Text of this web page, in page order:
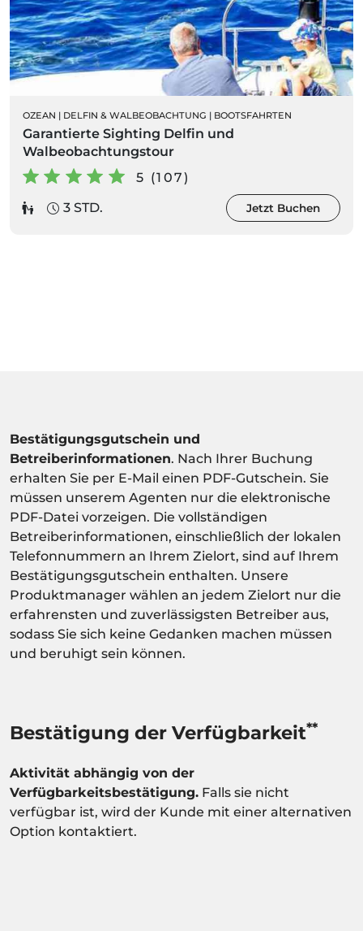
OZEAN | DELFIN & WALBEOBACHTUNG | BOOTSFAHRTEN
Garantierte Sighting Delfin und
Walbeobachtungstour
5 (107)
3 STD.
Jetzt Buchen
Bestätigungsgutschein und
Betreiberinformationen. Nach Ihrer Buchung
erhalten Sie per E-Mail einen PDF-Gutschein. Sie
müssen unserem Agenten nur die elektronische
PDF-Datei vorzeigen. Die vollständigen
Betreiberinformationen, einschließlich der lokalen
Telefonnummern an Ihrem Zielort, sind auf Ihrem
Bestätigungsgutschein enthalten. Unsere
Produktmanager wählen an jedem Zielort nur die
erfahrensten und zuverlässigsten Betreiber aus,
sodass Sie sich keine Gedanken machen müssen
und beruhigt sein können.
Bestätigung der Verfügbarkeit**
Aktivität abhängig von der
Verfügbarkeitsbestätigung. Falls sie nicht
verfügbar ist, wird der Kunde mit einer alternativen
Option kontaktiert.